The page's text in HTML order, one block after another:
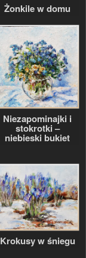
Żonkile w domu
Niezapominajki i
stokrotki –
niebieski bukiet
Krokusy w śniegu